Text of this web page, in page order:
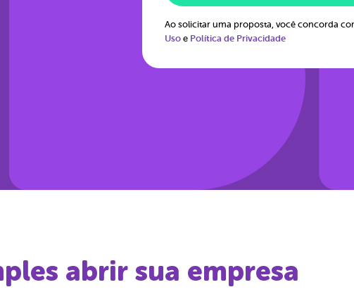
Ao solicitar uma proposta, você concorda
Uso e Política de Privacidade
abrir sua empresa